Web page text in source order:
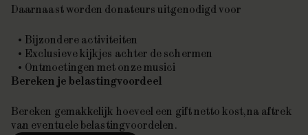
Daarnaast worden donateurs uitgenodigd voor
Bijzondere activiteiten
Exclusieve kijkjes achter de schermen
Ontmoetingen met onze musici
Bereken je belastingvoordeel
Bereken gemakkelijk hoeveel een gift netto kost, na aftrek
van eventuele belastingvoordelen.